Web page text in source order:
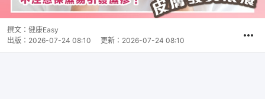
撰文： 健康Easy
出版： 2026-07-24 08:10 更新： 2026-07-24 08:10